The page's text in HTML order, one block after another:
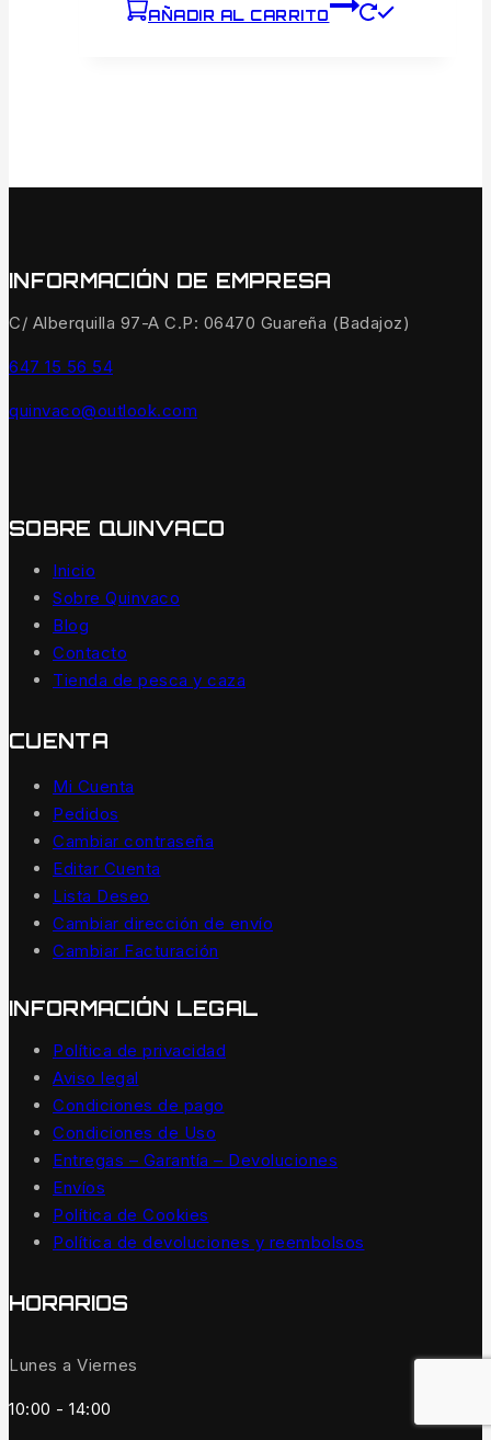
AÑADIR AL CARRITO
INFORMACIÓN DE EMPRESA
C/ Alberquilla 97-A C.P: 06470 Guareña (Badajoz)
647 15 56 54
quinvaco@outlook.com
SOBRE QUINVACO
Inicio
Sobre Quinvaco
Blog
Contacto
Tienda de pesca y caza
CUENTA
Mi Cuenta
Pedidos
Cambiar contraseña
Editar Cuenta
Lista Deseo
Cambiar dirección de envío
Cambiar Facturación
INFORMACIÓN LEGAL
Política de privacidad
Aviso legal
Condiciones de pago
Condiciones de Uso
Entregas – Garantía – Devoluciones
Envíos
Política de Cookies
Política de devoluciones y reembolsos
HORARIOS
Lunes a Viernes
10:00 - 14:00